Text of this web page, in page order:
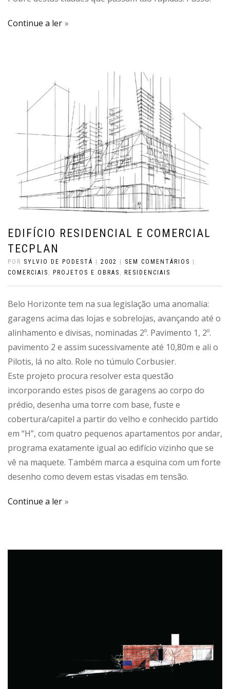
Continue a ler
EDIFÍCIO RESIDENCIAL E COMERCIAL
TECPLAN
POR SYLVIO DE PODESTÁ | 2002 | SEM COMENTÁRIOS |
COMERCIAIS
PROJETOS E OBRAS RESIDENCIAIS
Belo Horizonte tem na sua legislação uma anomalia:
garagens acima das lojas e sobrelojas, avançando até o
alinhamento e divisas, nominadas 2º. Pavimento 1, 2º.
pavimento 2 e assim sucessivamente até 10,80m e ali o
Pilotis, lá no alto. Role no túmulo Corbusier.
Este projeto procura resolver esta questão
incorporando estes pisos de garagens ao corpo do
prédio, desenha uma torre com base, fuste e
cobertura/capitel a partir do velho e conhecido partido
em “H”, com quatro pequenos apartamentos por andar,
programa exatamente igual ao edifício vizinho que se
vê na maquete. Também marca a esquina com um forte
desenho como devem estas visadas em tensão.
Continue a ler